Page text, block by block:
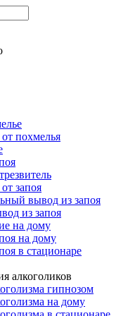
похмелья
запоя
вывод из запоя
из запоя
на дому
на дому
в стационаре
алкоголиков
гипнозом
на дому